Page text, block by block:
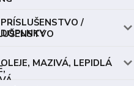
PRÍSLUŠENSTVO /
DOPLNKY
OLEJE, MAZIVÁ, LEPIDLÁ